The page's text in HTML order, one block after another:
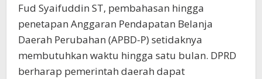
Fud Syaifuddin ST, pembahasan hingga
penetapan Anggaran Pendapatan Belanja
Daerah Perubahan (APBD-P) setidaknya
membutuhkan waktu hingga satu bulan. DPRD
berharap pemerintah daerah dapat